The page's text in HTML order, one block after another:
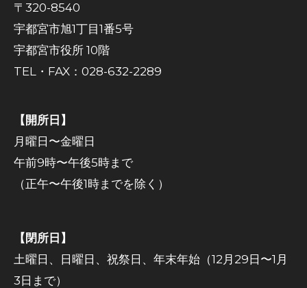
〒320-8540
宇都宮市旭1丁目1番5号
宇都宮市役所 10階
TEL・FAX：028-632-2289
【開所日】
月曜日〜金曜日
午前9時〜午後5時まで
（正午〜午後1時までを除く）
【閉所日】
土曜日、日曜日、祝祭日、年末年始（12月29日〜1月
3日まで）